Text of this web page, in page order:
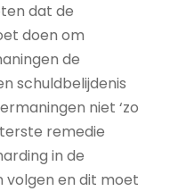
dat de
doen om
de
schuldbelijdenis
niet ‘zo
remedie
in de
volgen en dit moet